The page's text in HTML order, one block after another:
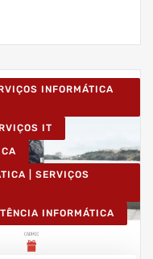
INFORMÁTICA
IT
| SERVIÇOS
INFORMÁTICA